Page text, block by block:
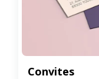
Convites